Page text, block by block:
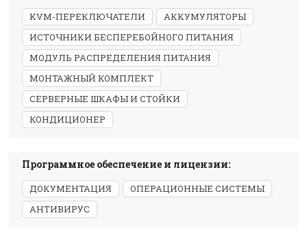
KVM-ПЕРЕКЛЮЧАТЕЛИ
АККУМУЛЯТОРЫ
ИСТОЧНИКИ БЕСПЕРЕБОЙНОГО ПИТАНИЯ
МОДУЛЬ РАСПРЕДЕЛЕНИЯ ПИТАНИЯ
МОНТАЖНЫЙ КОМПЛЕКТ
СЕРВЕРНЫЕ ШКАФЫ И СТОЙКИ
КОНДИЦИОНЕР
Программное обеспечение и лицензии:
ДОКУМЕНТАЦИЯ
ОПЕРАЦИОННЫЕ СИСТЕМЫ
АНТИВИРУС